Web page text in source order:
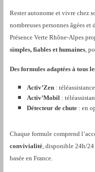
Rester autonome et vivre chez
nombreuses personnes âgées et
Présence Verte Rhône-Alpes
simples, fiables et humaines,
Des formules adaptées à tous
Activ’Zen:
Activ’Mobil :
Détecteur de chute: en
Chaque formule comprend
convivialité, disponible 24h/
basée en France.